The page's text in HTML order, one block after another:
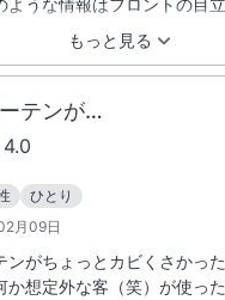
もっと見る
ような情報はフロントの目
せてもらえると思います。
テンが…
4.0
ひとり
月09日
ンがちょっとカビくさかっ
か想定外な客（笑）が使っ